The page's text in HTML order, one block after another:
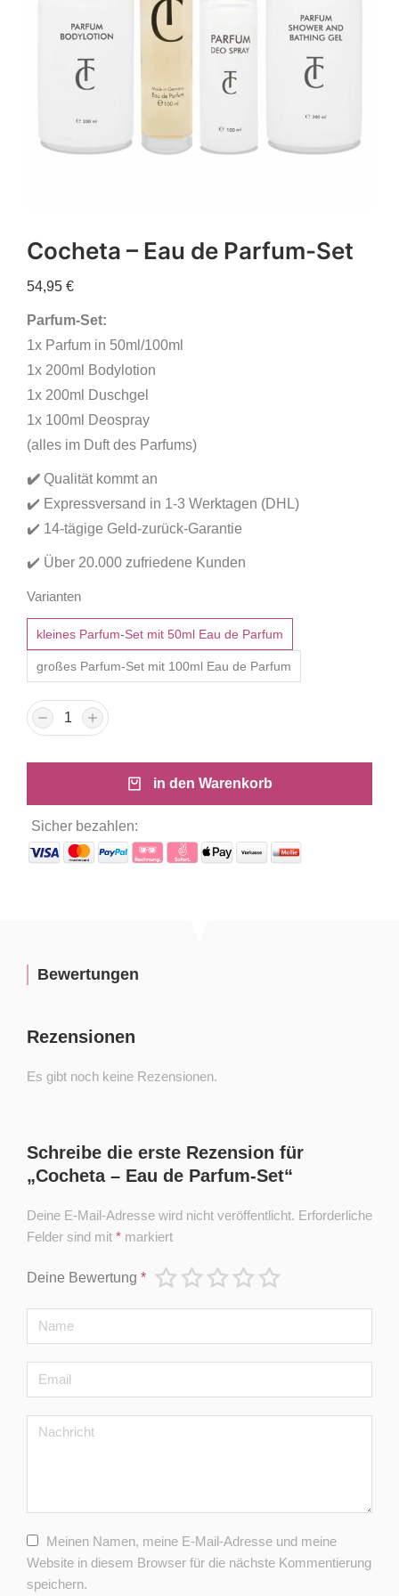
Cocheta – Eau de Parfum-Set
54,95 €
Parfum-Set:
1x Parfum in 50ml/100ml
1x 200ml Bodylotion
1x 200ml Duschgel
1x 100ml Deospray
(alles im Duft des Parfums)
✔️ Qualität kommt an
✔️ Expressversand in 1-3 Werktagen (DHL)
✔️ 14-tägige Geld-zurück-Garantie
✔️ Über 20.000 zufriedene Kunden
Varianten
kleines Parfum-Set mit 50ml Eau de Parfum
großes Parfum-Set mit 100ml Eau de Parfum
in den Warenkorb
Sicher bezahlen:
Bewertungen
Rezensionen
Es gibt noch keine Rezensionen.
Schreibe die erste Rezension für
„Cocheta – Eau de Parfum-Set“
Deine E-Mail-Adresse wird nicht veröffentlicht. Erforderliche
Felder sind mit * markiert
Deine Bewertung *
Meinen Namen, meine E-Mail-Adresse und meine
Website in diesem Browser für die nächste Kommentierung
speichern.